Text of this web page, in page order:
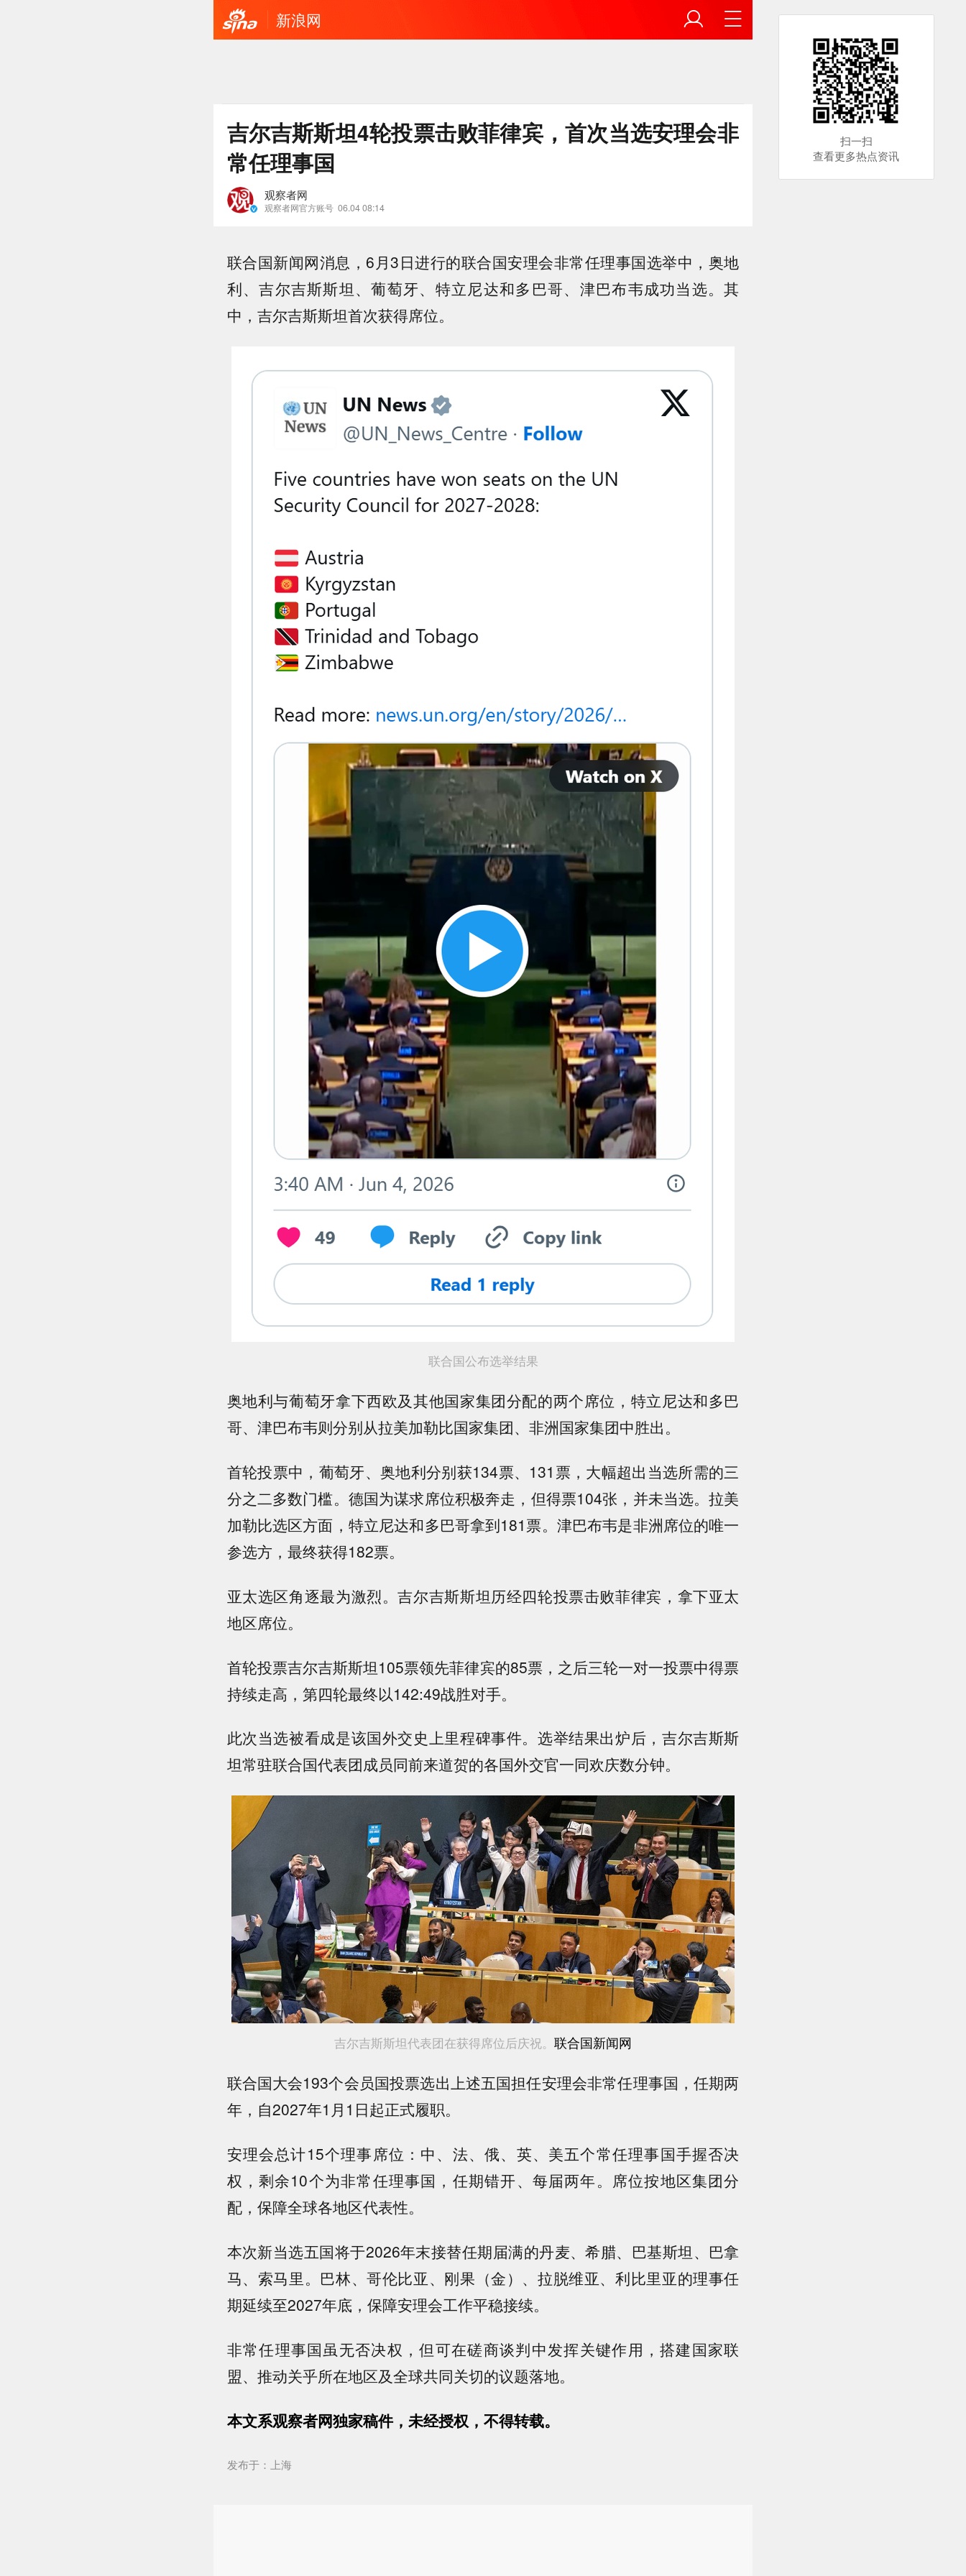
新浪网
吉尔吉斯斯坦4轮投票击败菲律宾，首次当选安理会非
常任理事国
观察者网
观察者网官方账号 06.04 08:14
联合国新闻网消息，6月3日进行的联合国安理会非常任理事国选举中，奥地
利、吉尔吉斯斯坦、葡萄牙、特立尼达和多巴哥、津巴布韦成功当选。其
中，吉尔吉斯斯坦首次获得席位。
联合国公布选举结果
奥地利与葡萄牙拿下西欧及其他国家集团分配的两个席位，特立尼达和多巴
哥、津巴布韦则分别从拉美加勒比国家集团、非洲国家集团中胜出。
首轮投票中，葡萄牙、奥地利分别获134票、131票，大幅超出当选所需的三
分之二多数门槛。德国为谋求席位积极奔走，但得票104张，并未当选。拉美
加勒比选区方面，特立尼达和多巴哥拿到181票。津巴布韦是非洲席位的唯一
参选方，最终获得182票。
亚太选区角逐最为激烈。吉尔吉斯斯坦历经四轮投票击败菲律宾，拿下亚太
地区席位。
首轮投票吉尔吉斯斯坦105票领先菲律宾的85票，之后三轮一对一投票中得票
持续走高，第四轮最终以142:49战胜对手。
此次当选被看成是该国外交史上里程碑事件。选举结果出炉后，吉尔吉斯斯
坦常驻联合国代表团成员同前来道贺的各国外交官一同欢庆数分钟。
吉尔吉斯斯坦代表团在获得席位后庆祝。 联合国新闻网
联合国大会193个会员国投票选出上述五国担任安理会非常任理事国，任期两
年，自2027年1月1日起正式履职。
安理会总计15个理事席位：中、法、俄、英、美五个常任理事国手握否决
权，剩余10个为非常任理事国，任期错开、每届两年。席位按地区集团分
配，保障全球各地区代表性。
本次新当选五国将于2026年末接替任期届满的丹麦、希腊、巴基斯坦、巴拿
马、索马里。巴林、哥伦比亚、刚果（金）、拉脱维亚、利比里亚的理事任
期延续至2027年底，保障安理会工作平稳接续。
非常任理事国虽无否决权，但可在磋商谈判中发挥关键作用，搭建国家联
盟、推动关乎所在地区及全球共同关切的议题落地。
本文系观察者网独家稿件，未经授权，不得转载。
发布于：上海
扫一扫
查看更多热点资讯